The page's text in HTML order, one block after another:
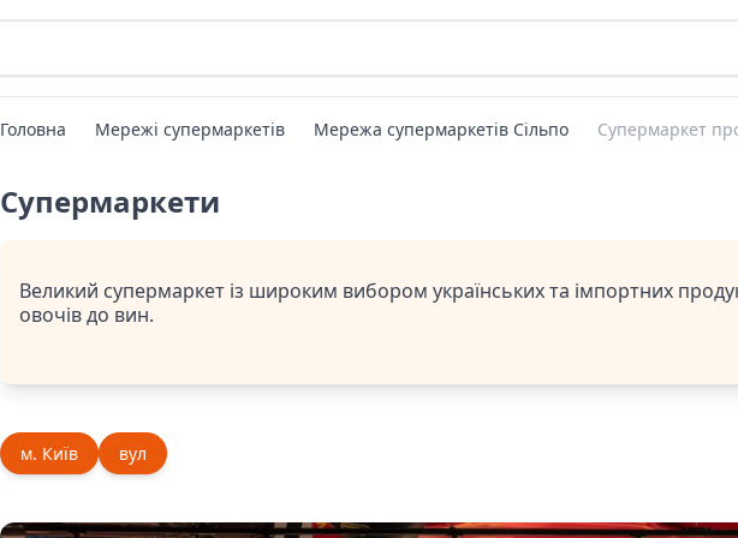
Головна Мережі супермаркетів Мережа супермаркетів Сільпо Супермаркет
Супермаркети
Великий супермаркет із широким вибором українських та імпортних
овочів до вин.
м. Київ вул